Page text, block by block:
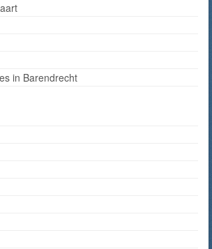
in Barendrecht